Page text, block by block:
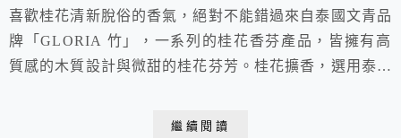
喜歡桂花清新脫俗的香氣，絕對不能錯過來自泰國文青品
牌「GLORIA 竹」，一系列的桂花香芬產品，皆擁有高
質感的木質設計與微甜的桂花芬芳。桂花擴香，選用泰北
繼續閱讀